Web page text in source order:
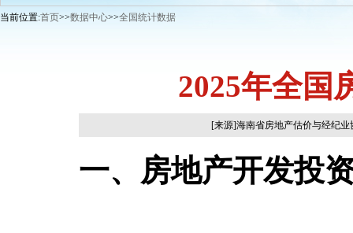
当前位置:首页>>数据中心>>全国统计数据
2025年全国
[来源]海南省房地产估价与经纪
一、房地产开发投